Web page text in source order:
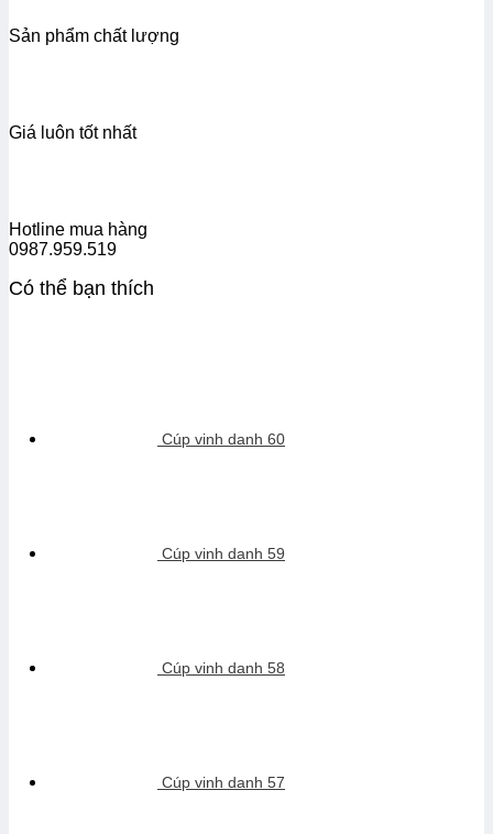
Sản phẩm chất lượng
Giá luôn tốt nhất
Hotline mua hàng
0987.959.519
Có thể bạn thích
Cúp vinh danh 60
Cúp vinh danh 59
Cúp vinh danh 58
Cúp vinh danh 57